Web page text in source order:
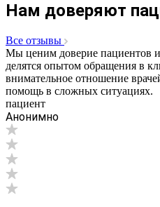
Нам доверяют
Все отзывы
Мы ценим доверие пациентов
делятся опытом обращения в
внимательное отношение
помощь в сложных ситуациях.
пациент
Анонимно